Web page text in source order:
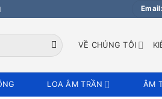
VỀ CHÚNG TÔI
LOA ÂM TRẦN ÂM